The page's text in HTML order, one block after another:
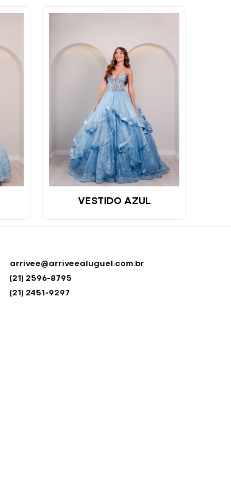
VESTIDO AZUL
arrivee@arriveealuguel.com.br
(21) 2596-8795
(21) 2451-9297